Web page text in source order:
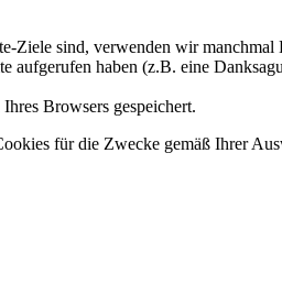
sind, verwenden wir
haben (z.B. eine
Browsers gespeichert.
für die Zwecke gemäß Ihrer